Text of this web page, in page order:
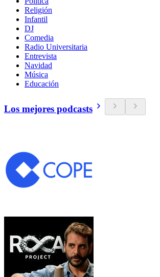
Religión
Infantil
DJ
Comedia
Radio Universitaria
Entrevista
Navidad
Música
Educación
Los mejores podcasts